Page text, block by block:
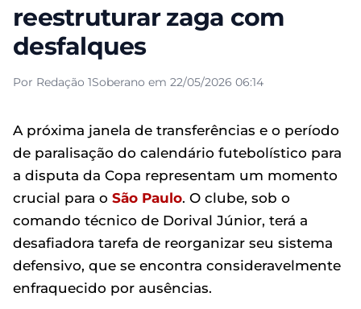
reestruturar zaga com
desfalques
Por Redação 1Soberano em 22/05/2026 06:14
A próxima janela de transferências e o período
de paralisação do calendário futebolístico para
a disputa da Copa representam um momento
crucial para o São Paulo. O clube, sob o
comando técnico de Dorival Júnior, terá a
desafiadora tarefa de reorganizar seu sistema
defensivo, que se encontra consideravelmente
enfraquecido por ausências.